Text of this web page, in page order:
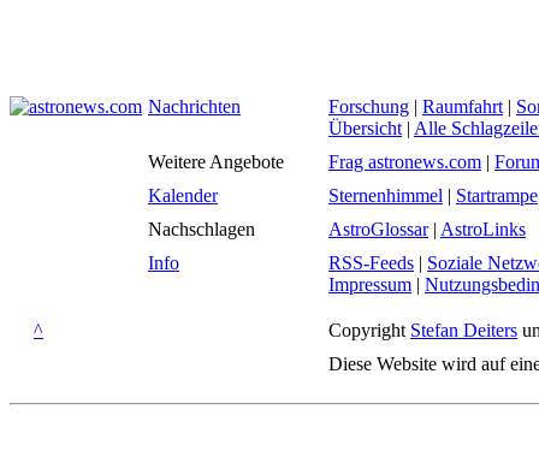
Nachrichten Forschung | Raumfahrt |
Übersicht | Alle
Weitere Angebote
Frag astronews.com |
Kalender
Sternenhimmel | Startrampe
Nachschlagen
AstroGlossar| AstroLinks
Info
RSS-Feeds | Soziale
Impressum |
^ Copyright Stefan Deiters
Diese Website wird auf